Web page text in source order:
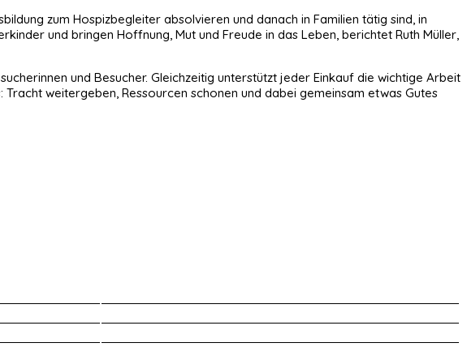
zum Hospizbegleiter absolvieren und danach in Familien tätig sind, in
und bringen Hoffnung, Mut und Freude in das Leben, berichtet Ruth Müller,
und Besucher. Gleichzeitig unterstützt jeder Einkauf die wichtige Arbeit
weitergeben, Ressourcen schonen und dabei gemeinsam etwas Gutes